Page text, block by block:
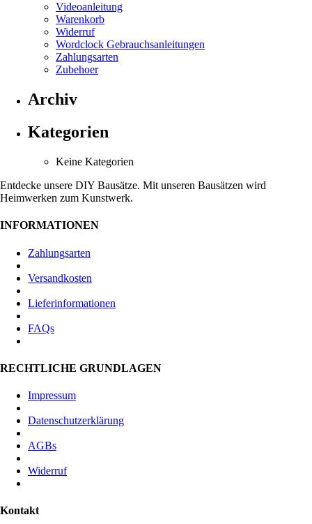
Videoanleitung
Warenkorb
Widerruf
Wordclock Gebrauchsanleitungen
Zahlungsarten
Zubehoer
Archiv
Kategorien
Keine Kategorien
Entdecke unsere DIY Bausätze. Mit unseren Bausätzen wird
Heimwerken zum Kunstwerk.
INFORMATIONEN
Zahlungsarten
Versandkosten
Lieferinformationen
FAQs
RECHTLICHE GRUNDLAGEN
Impressum
Datenschutzerklärung
AGBs
Widerruf
Kontakt